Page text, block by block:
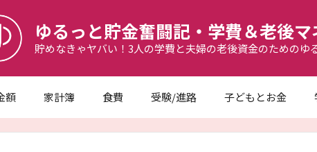
ゆるっと貯金奮闘記・学費＆老後マ
貯めなきゃヤバい！3人の学費と夫婦の老後資金のためのゆ
額 家計簿 食費 受験/進路 子どもとお金